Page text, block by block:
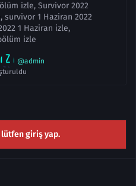
izle, Survivor 2022
survivor 1 Haziran 2022
1 Haziran izle,
izle
@admin
giriş yap.